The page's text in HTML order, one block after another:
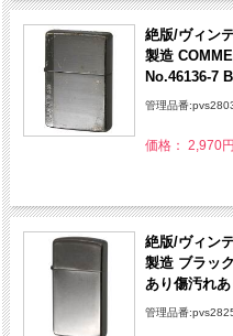
絶版/ヴィン
製造
No.46136-7
管理品番
価格： 2,970
絶版/ヴィン
製造 ブラッ
あり傷汚れあ
管理品番